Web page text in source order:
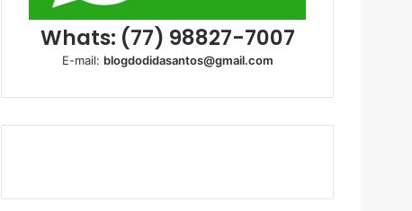
Whats: (77) 98827-7007
E-mail: blogdodidasantos@gmail.com